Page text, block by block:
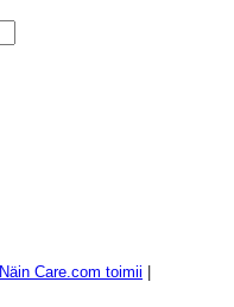
Näin Care.com toimii